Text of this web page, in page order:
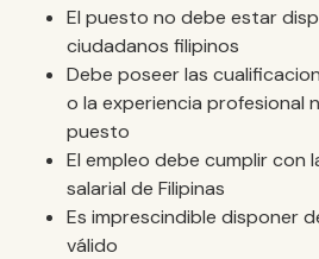
El puesto no debe estar
ciudadanos filipinos
Debe poseer las
o la experiencia profesional
puesto
El empleo debe cumplir con
salarial de Filipinas
Es imprescindible disponer
válido